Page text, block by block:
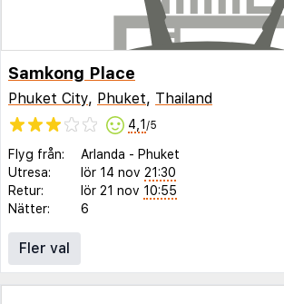
Samkong Place
Phuket City, Phuket, Thailand
4,1 /5
Flyg från: Arlanda - Phuket
Utresa:
lör 14 nov 21:30
Retur:
lör 21 nov 10:55
Nätter:
6
Fler val